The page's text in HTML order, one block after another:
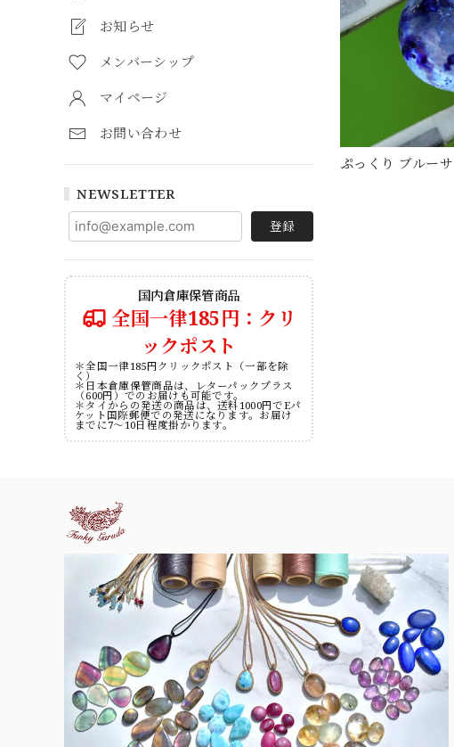
お知らせ
メンバーシップ
マイページ
お問い合わせ
NEWSLETTER
登録
国内倉庫保管商品
全国一律185円：クリ
ックポスト
＊全国一律185円クリックポスト（一部を除
く）
＊日本倉庫保管商品は、レターパックプラス
（600円）でのお届けも可能です。
＊タイからの発送の商品は、送料1000円でEパ
ケット国際郵便での発送になります。お届け
までに7～10日程度掛かります。
ぷっくり ブルー